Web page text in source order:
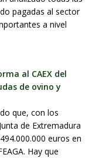
pagadas al sector
a nivel
al CAEX del
de ovino y
que, con los
de Extremadura
euros en
Hay que